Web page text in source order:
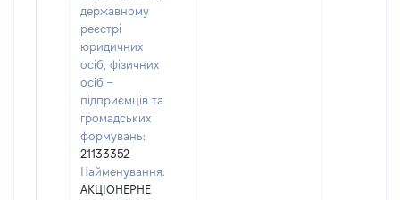
державному
реєстрі
юридичних
осіб, фізичних
осіб –
підприємців та
громадських
формувань:
21133352
Найменування:
АКЦІОНЕРНЕ